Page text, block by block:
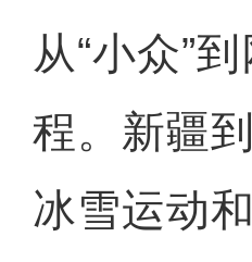
从“小众”
程。新疆
冰雪运动